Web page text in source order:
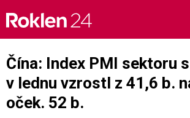
content
Čína: Index PMI sektoru
v lednu vzrostl z 41,6 b.
oček. 52 b.